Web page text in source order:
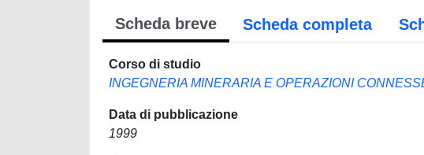
Scheda breve Scheda completa
Corso di studio
INGEGNERIA MINERARIA E OPERAZIONI
Data di pubblicazione
1999